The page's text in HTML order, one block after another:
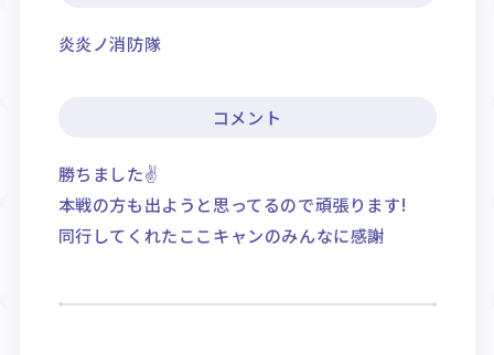
炎炎ノ消防隊
コメント
勝ちました✌
本戦の方も出ようと思ってるので頑張ります!
同行してくれたここキャンのみんなに感謝